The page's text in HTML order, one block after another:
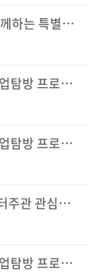
[현장실습운영팀] 동문대표와 함께하는 특별한 기업탐방_스낵인터랙티브(11/13)
2025학년도 하계학기 글로벌 기업탐방 프로그램 2차 평가(발표) 합격 결과(최종 합격)
2025학년도 하계학기 글로벌 기업탐방 프로그램 1차 평가(서류) 합격 결과 및 2차 평가
[현장실습운영팀] (추가모집) 센터주관 관심직무 기업탐방 프로그램 ((주)NCSOFT 기업
2025학년도 하계학기 글로벌 기업탐방 프로그램 설명회 자료 및 사업계획서 샘플 공유 (+